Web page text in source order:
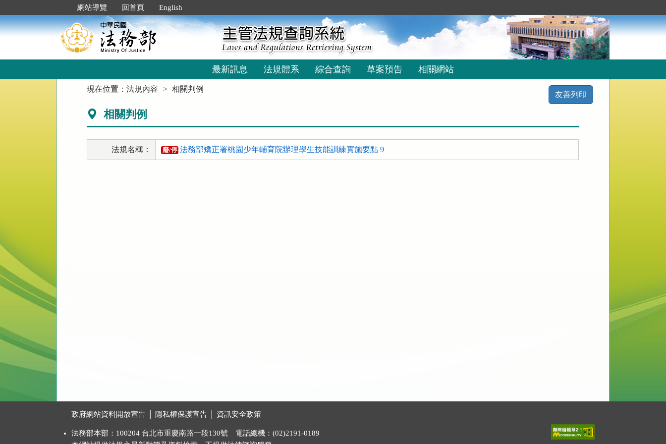
到
主
要
網站導覽 回首頁 English
最新訊息 法規體系 綜合查詢 草案預告 相關網站
現在位置：法規內容 相關判例
友善列印
相關判例
法規名稱： 廢/停 法務部矯正署桃園少年輔育院辦理學生技能訓練實施要點 9
政府網站資料開放宣告 隱私權保護宣告 資訊安全政策
法務部本部：100204 台北市重慶南路一段130號 電話總機：(02)2191-0189